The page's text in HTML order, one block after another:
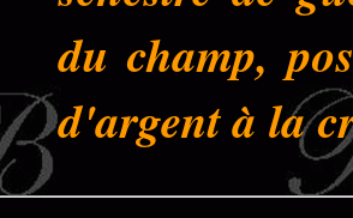
du champ,
d'argent à la